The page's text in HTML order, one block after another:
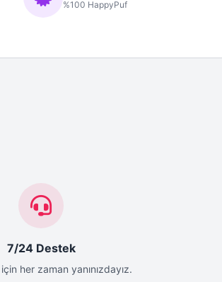
%100 HappyPuf
7/24 Destek
için her zaman yanınızdayız.